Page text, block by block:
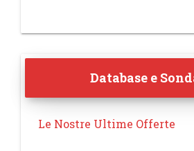
Database e
Le Nostre Ultime Offerte